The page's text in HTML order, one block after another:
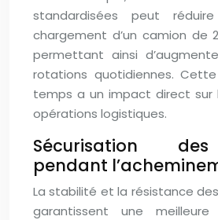
standardisées peut
chargement d’un camion de
permettant ainsi
rotations quotidiennes.
temps a un impact direct sur
opérations logistiques.
Sécurisation
pendant
La stabilité et la résistance
garantissent une